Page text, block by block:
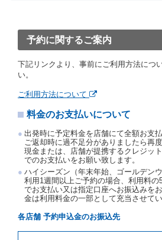
約取消手数料を当社に支払うもの
予約取消手数料の支払いがあっ
約申込金を借受人に返還するも
当社の都合により、予約が取り消
約申込金を返還するものとします
若しくは当社のいずれの責にもよ
たものとします。この場合、当
金を返還するものとします。
第５条（代替レンタカー）
当社は、借受人から予約のあっ
カーを貸し渡すことができない
車種クラスのレンタカー（以下「
いいます。）の貸渡しを申し入れ
とします。
予約に関するご案内
下記リンクより、事前にご利用方法につ
い。
ご利用方法について
料金のお支払いについて
出発時に予定料金を店舗にて全額お支
ご返却時に過不足分がありましたら再
現金または、店舗が提携するクレジッ
でのお支払いをお願い致します。
ハイシーズン（年末年始、ゴールデン
利用1週間以上ご予約の場合、利用料
でお支払い又は指定口座へお振込みを
金は利用料金の一部として充当させてい
各店舗 予約申込金のお振込先